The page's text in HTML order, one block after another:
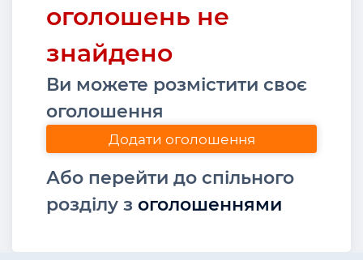
оголошень не
знайдено
Ви можете розмістити своє
оголошення
Додати оголошення
Або перейти до спільного
розділу з оголошеннями